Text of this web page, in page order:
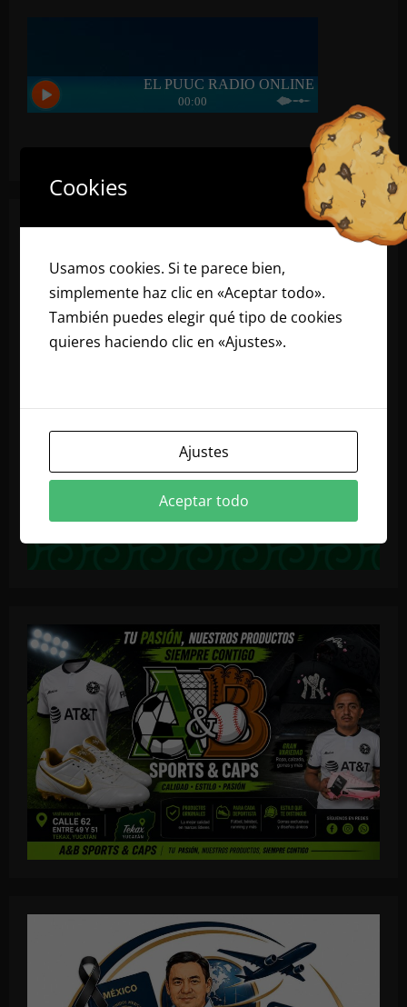
Cookies
Usamos cookies. Si te parece bien,
simplemente haz clic en «Aceptar todo».
También puedes elegir qué tipo de cookies
quieres haciendo clic en «Ajustes».
Ajustes
Aceptar todo